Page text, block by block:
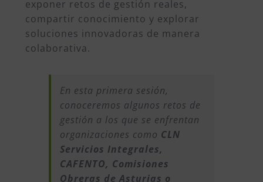
exponer retos de gestión reales,
compartir conocimiento y explorar
soluciones innovadoras de manera
colaborativa.
En esta primera sesión,
conoceremos algunos retos de
gestión a los que se enfrentan
organizaciones como CLN
Servicios Integrales,
CAFENTO, Comisiones
Obreras de Asturias o